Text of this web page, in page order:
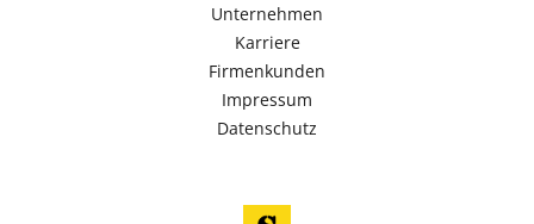
Unternehmen
Karriere
Firmenkunden
Impressum
Datenschutz